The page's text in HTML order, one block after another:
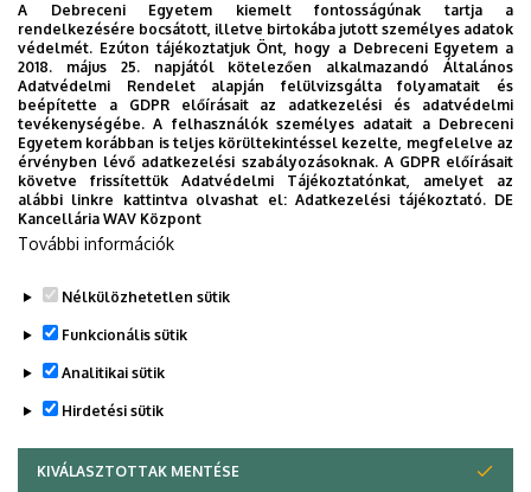
Legutóbbi frissítés: 2026. 02. 10. 09:13
A Debreceni Egyetem kiemelt fontosságúnak tartja a
rendelkezésére bocsátott, illetve birtokába jutott személyes adatok
védelmét. Ezúton tájékoztatjuk Önt, hogy a Debreceni Egyetem a
2018. május 25. napjától kötelezően alkalmazandó Általános
Adatvédelmi Rendelet alapján felülvizsgálta folyamatait és
beépítette a GDPR előírásait az adatkezelési és adatvédelmi
tevékenységébe. A felhasználók személyes adatait a Debreceni
Egyetem korábban is teljes körültekintéssel kezelte, megfelelve az
érvényben lévő adatkezelési szabályozásoknak. A GDPR előírásait
követve frissítettük Adatvédelmi Tájékoztatónkat, amelyet az
alábbi linkre kattintva olvashat el:Adatkezelési tájékoztató. DE
Kancellária WAV Központ
További információk
Nélkülözhetetlen sütik
Funkcionális sütik
Analitikai sütik
Hirdetési sütik
KIVÁLASZTOTTAK MENTÉSE
WITHDRAW CONSENT